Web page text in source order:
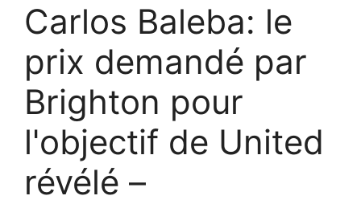
Carlos Baleba: le
prix demandé par
Brighton pour
l'objectif de United
révélé –